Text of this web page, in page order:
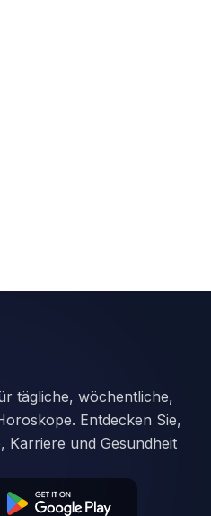
tägliche, wöchentliche,
Entdecken Sie,
Karriere und Gesundheit